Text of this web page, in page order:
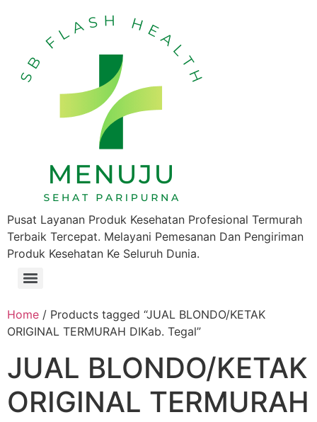
Pusat Layanan Produk Kesehatan Profesional Termurah
Terbaik Tercepat. Melayani Pemesanan Dan Pengiriman
Produk Kesehatan Ke Seluruh Dunia.
Home / Products tagged “JUAL BLONDO/KETAK
ORIGINAL TERMURAH DIKab. Tegal”
JUAL BLONDO/KETAK
ORIGINAL TERMURAH